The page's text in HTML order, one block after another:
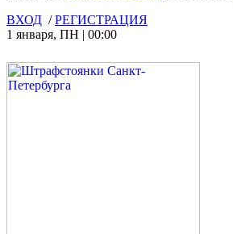
ВХОД /РЕГИСТРАЦИЯ
1 января, ПН | 00:00